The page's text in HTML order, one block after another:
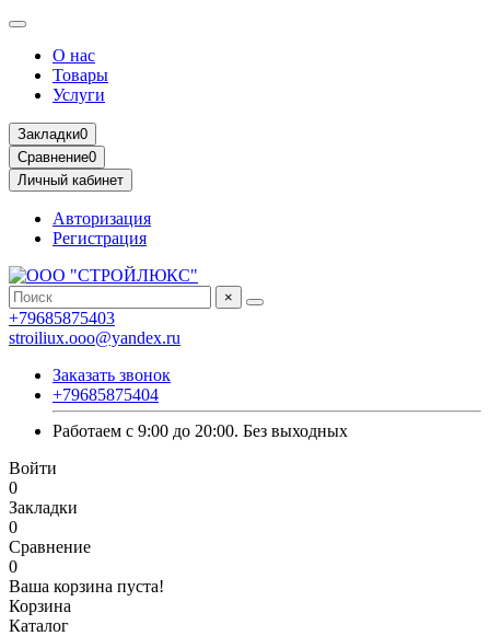
О нас
Товары
Услуги
Закладки0
Сравнение0
Личный кабинет
Авторизация
Регистрация
×
+79685875403
stroiliux.ooo@yandex.ru
Заказать звонок
+79685875404
Работаем с 9:00 до 20:00. Без выходных
Войти
0
Закладки
0
Сравнение
0
Ваша корзина пуста!
Корзина
Каталог